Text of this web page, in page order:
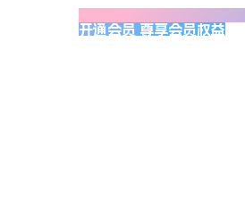
开通会员 尊享会员权益